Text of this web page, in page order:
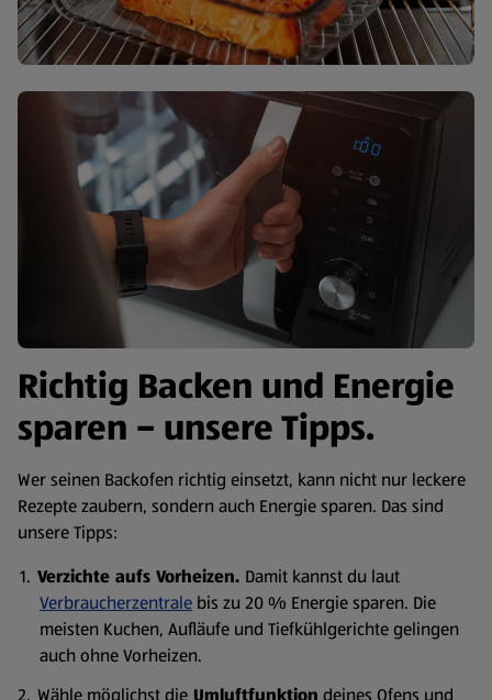
Richtig Backen und Energie
sparen – unsere Tipps.
Wer seinen Backofen richtig einsetzt, kann nicht nur leckere
Rezepte zaubern, sondern auch Energie sparen. Das sind
unsere Tipps:
Verzichte aufs Vorheizen. Damit kannst du laut
Verbraucherzentrale bis zu 20 % Energie sparen. Die
meisten Kuchen, Aufläufe und Tiefkühlgerichte gelingen
auch ohne Vorheizen.